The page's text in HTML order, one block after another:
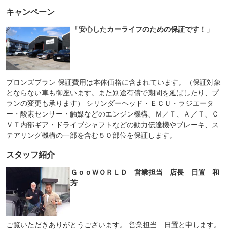
キャンペーン
「安心したカーライフのための保証です！」
ブロンズプラン 保証費用は本体価格に含まれています。（保証対象
とならない車も御座います。また別途有償で期間を延ばしたり、プ
ランの変更も承ります） シリンダーヘッド・ＥＣＵ・ラジエータ
ー・酸素センサー・触媒などのエンジン機構、Ｍ／Ｔ、Ａ／Ｔ、Ｃ
ＶＴ内部ギア・ドライブシャフトなどの動力伝達機やブレーキ、ス
テアリング機構の一部を含む５０部位を保証します。
スタッフ紹介
ＧｏｏＷＯＲＬＤ 営業担当 店長 日置 和
芳
ご覧いただきありがとうございます。 営業担当 日置と申します。